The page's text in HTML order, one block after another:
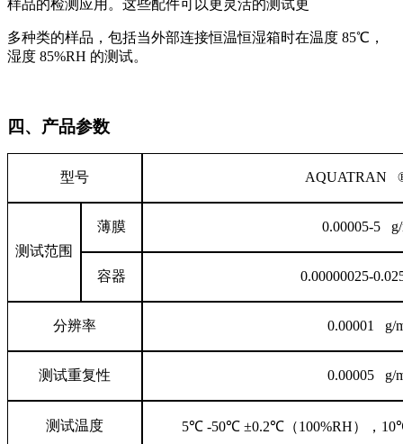
样品的检测应用。这些配件可以更灵活的测试更
多种类的样品，包括当外部连接恒温恒湿箱时在温度 85℃，
湿度 85%RH 的测试。
四、产品参数
型号 AQUATRAN
测试范围
薄膜 0.00005-5
容器 0.00000025-
分辨率 0.00001 g/
测试重复性 0.00005 g/
测试温度 5℃ -50℃ ±0.2℃（100%RH）， 10